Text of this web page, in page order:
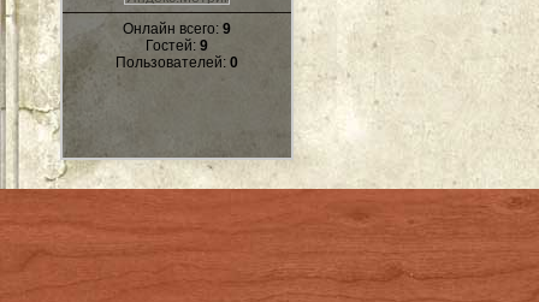
Онлайн всего: 9
Гостей: 9
Пользователей: 0